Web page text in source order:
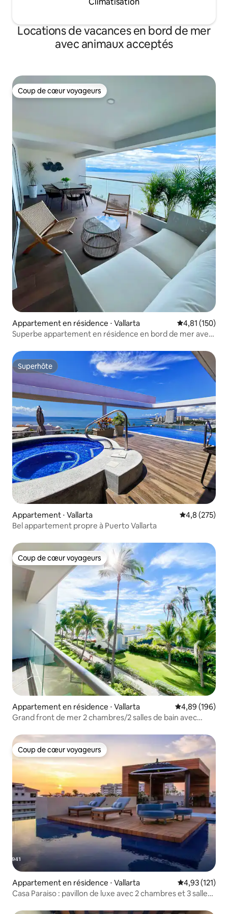
Locations de vacances en bord de mer
avec animaux acceptés
Coup de cœur voyageurs
Coup de cœur voyageurs
Appartement en résidence ⋅ Vallarta Évaluation
4,81 (150)
Superbe appartement en résidence en bord de mer avec
Superhôte
Superhôte
Appartement ⋅ Vallarta Évaluation
4,8 (275)
Bel appartement propre à Puerto Vallarta
Coup de cœur voyageurs
Coup de cœur voyageurs
Appartement en résidence ⋅ Vallarta Évaluation
4,89 (196)
Grand front de mer 2 chambres/2 salles de bain avec
Coup de cœur voyageurs
Coup de cœur voyageurs
Appartement en résidence ⋅ Vallarta Évaluation
4,93 (121)
Casa Paraiso : pavillon de luxe avec 2 chambres et 3 salles